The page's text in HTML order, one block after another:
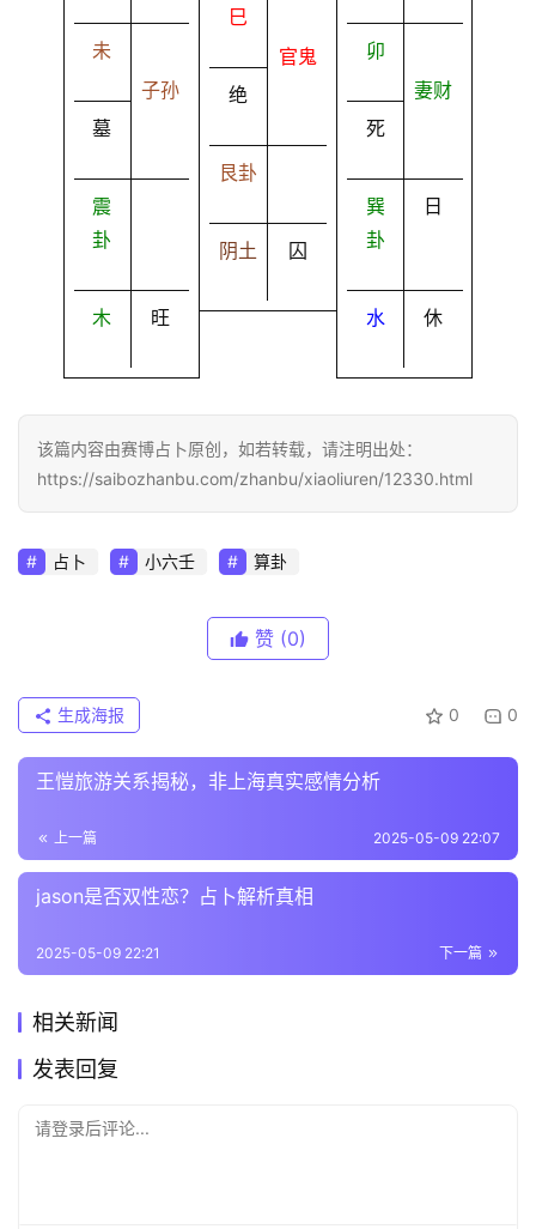
未
墓
子孙
震
卦
木 旺
巳
绝
官鬼
艮卦
阴土 囚
卯
死
妻财
巽
卦
日
水 休
该篇内容由赛博占卜原创，如若转载，请注明出处：
https://saibozhanbu.com/zhanbu/xiaoliuren/12330.html
占卜 小六壬 算卦
赞 (0)
0 0
生成海报
王愷旅游关系揭秘，非上海真实感情分析
上一篇 2025-05-09 22:07
jason是否双性恋？占卜解析真相
下一篇
2025-05-09 22:21
相关新闻
发表回复
请登录后评论...